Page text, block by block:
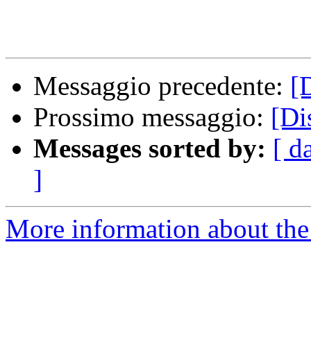
Messaggio precedente:
Prossimo messaggio:
Messages sorted by: [
]
More information about